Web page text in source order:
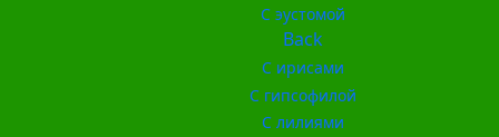
С эустомой
Back
С ирисами
С гипсофилой
С лилиями